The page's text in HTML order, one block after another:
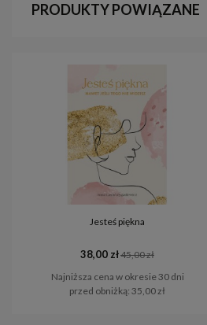
PRODUKTY POWIĄZANE
Jesteś piękna
38,00 zł45,00 zł
Najniższa cena w okresie 30 dni
przed obniżką: 35,00 zł